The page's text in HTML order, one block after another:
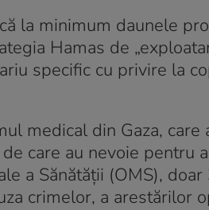
la minimum daunele
Hamas de
specific cu privire la
medical din Gaza, care
care au nevoie pentru
a Sănătății (OMS),
crimelor, a arestărilor